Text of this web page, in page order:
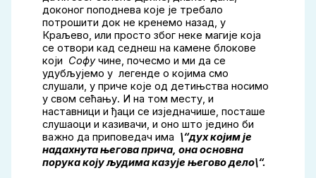
доконог поподнева које је требало
потрошити док не кренемо назад, у
Краљево, или просто због неке магије која
се отвори кад седнеш на камене блокове
који Софучине, почесмо и ми да се
удубљујемо у легенде о којима смо
слушали, у приче које од детињства носимо
у свом сећању. И на том месту, и
наставници и ђаци се изједначише, посташе
слушаоци и казивачи, и оно што једино би
важно да приповедач има \“дух којим је
надахнута његова прича, она основна
порука коју људима казује његово дело\“.